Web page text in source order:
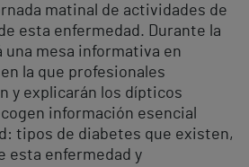
matinal de actividades de
esta enfermedad. Durante la
una mesa informativa en
la que profesionales
y explicarán los dípticos
información esencial
tipos de diabetes que existen,
esta enfermedad y